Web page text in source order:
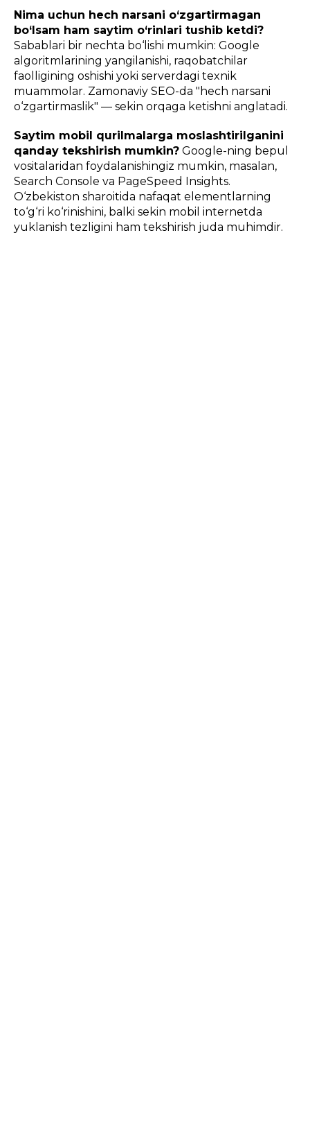
Nima uchun hech narsani o‘zgartirmagan
bo‘lsam ham saytim o‘rinlari tushib ketdi?
Sabablari bir nechta bo‘lishi mumkin: Google
algoritmlarining yangilanishi, raqobatchilar
faolligining oshishi yoki serverdagi texnik
muammolar. Zamonaviy SEO-da "hech narsani
o‘zgartirmaslik" — sekin orqaga ketishni anglatadi.
Saytim mobil qurilmalarga moslashtirilganini
qanday tekshirish mumkin? Google-ning bepul
vositalaridan foydalanishingiz mumkin, masalan,
Search Console va PageSpeed Insights.
O‘zbekiston sharoitida nafaqat elementlarning
to‘g‘ri ko‘rinishini, balki sekin mobil internetda
yuklanish tezligini ham tekshirish juda muhimdir.